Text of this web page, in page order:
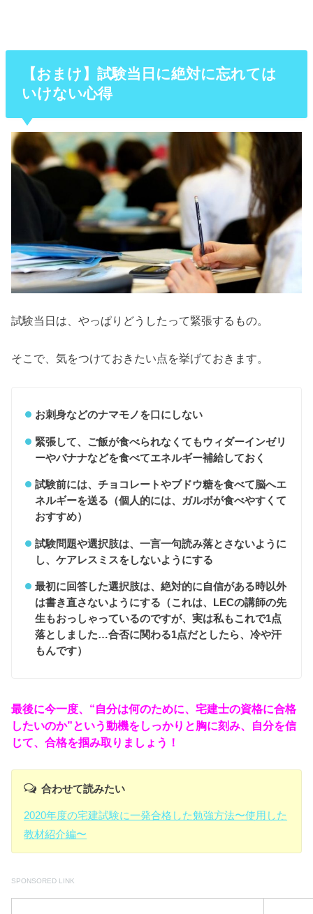
【おまけ】試験当日に絶対に忘れては
いけない心得
試験当日は、やっぱりどうしたって緊張するもの。
そこで、気をつけておきたい点を挙げておきます。
お刺身などのナマモノを口にしない
緊張して、ご飯が食べられなくてもウィダーインゼリ
ーやバナナなどを食べてエネルギー補給しておく
試験前には、チョコレートやブドウ糖を食べて脳へエ
ネルギーを送る（個人的には、ガルボが食べやすくて
おすすめ）
試験問題や選択肢は、一言一句読み落とさないように
し、ケアレスミスをしないようにする
最初に回答した選択肢は、絶対的に自信がある時以外
は書き直さないようにする（これは、LECの講師の先
生もおっしゃっているのですが、実は私もこれで1点
落としました…合否に関わる1点だとしたら、冷や汗
もんです）
最後に今一度、“自分は何のために、宅建士の資格に合格
したいのか”という動機をしっかりと胸に刻み、自分を信
じて、合格を掴み取りましょう！
合わせて読みたい
2020年度の宅建試験に一発合格した勉強方法〜使用した
教材紹介編〜
SPONSORED LINK